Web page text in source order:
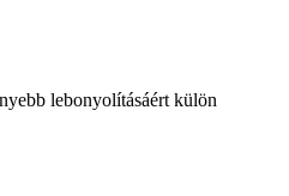
lebonyolításáért külön